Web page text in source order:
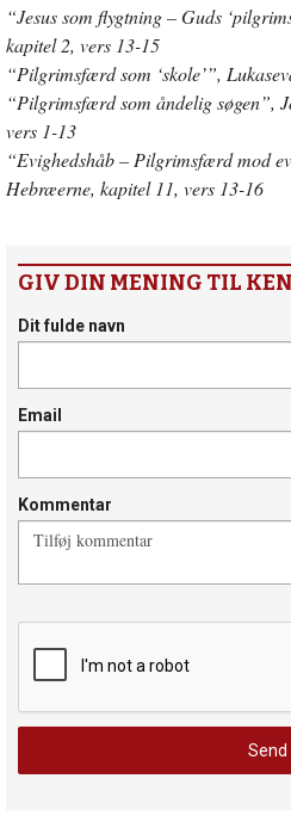
“Jesus som flygtning – Guds
kapitel 2, vers 13-15
“Pilgrimsfærd som ‘skole’”,
“Pilgrimsfærd som åndelig søgen”,
vers 1-13
“Evighedshåb – Pilgrimsfærd mod
Hebræerne, kapitel 11, vers 13-16
GIV DIN MENING TIL
Dit fulde navn
Email
Kommentar